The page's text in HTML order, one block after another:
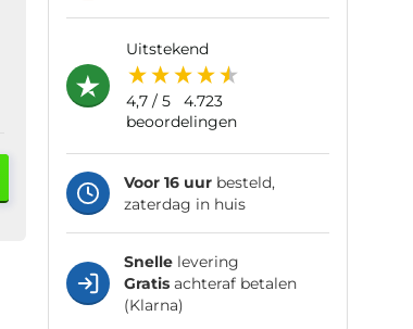
uitstekend
4,7/ 5
4.723
beoordelingen
Voor 16 uurbesteld,
zaterdag in huis
Snellelevering
Gratisachteraf betalen
(Klarna)